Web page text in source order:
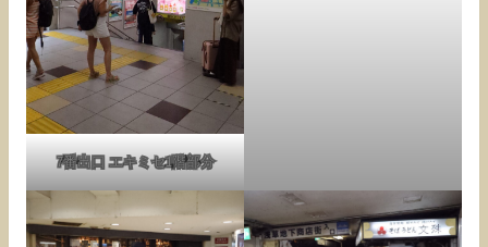
7番出口 エキミセ1階部分